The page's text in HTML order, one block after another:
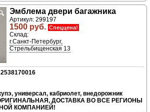
Эмблема двери багажника
Артикул: 299197
1500 руб. Спеццена!
Склад:
г.Санкт-Петербург,
Стрельбищенская 13
универсал, кабриолет, внедорожник
ДОСТАВКА ВО ВСЕ РЕГИОНЫ
КОМПАНИЕЙ!